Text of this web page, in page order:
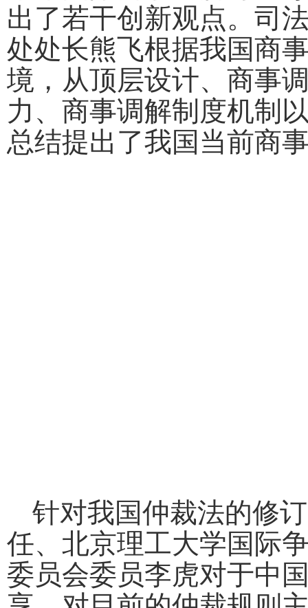
出了若干创新观点。司
处处长熊飞根据我国商
境 ， 从顶层设计、 商事
力 、 商事调解制度机制
总结提出了我国当前商
针对我国仲裁法的修订
任、北京理工大学国际
委员会委员李虎对于中